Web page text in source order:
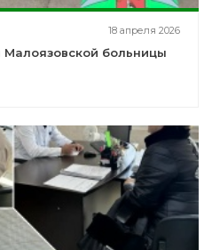
18 апреля 2026
Малоязовской больницы